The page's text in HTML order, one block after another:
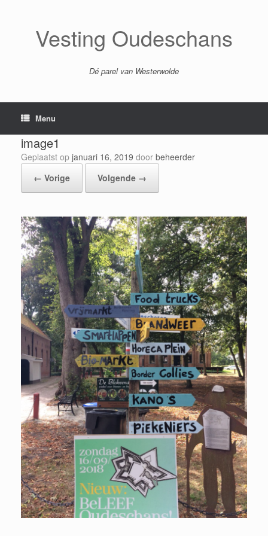
Vesting Oudeschans
Dé parel van Westerwolde
Menu
image1
Geplaatst op januari 16, 2019 door beheerder
← Vorige
Volgende →